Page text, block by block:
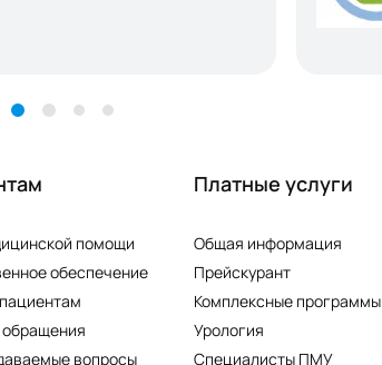
помощи
обеспечение
вопросы
Платные услуги
Общая информация
Прейскурант
Комплексные программы
Урология
Специалисты ПМУ